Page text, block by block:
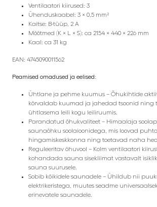
Ventilaatori kiirused: 3
Ühenduskaabel: 3 × 0,5 mm²
Kaitse: B-tüüp, 2 A
Mõõtmed (K × L × S): ca 2154 × 440 × 226 mm
Kaal: ca 31 kg
EAN: 4745090011562
Peamised omadused ja eelised:
Ühtlane ja pehme kuumus – Õhukihtide
kõrvaldab kuumad ja jahedad tsoonid ning
ühtlasema leili kogu leiliruumis.
Parandatud õhukvaliteet – Himaalaja
saunaõhku soolaioonidega, mis loovad
hingamiskeskkonna ning toetavad naha
Reguleeritav õhuvool – Kolm ventilaatori
kohandada sauna sisekliimat vastavalt
sauna suurusele.
Sobib kõikidele saunadele – Ühildub nii
elektrikeristega, muutes seadme
erinevatele saunadele.